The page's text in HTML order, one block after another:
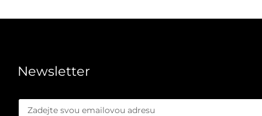
jsme optimalizovali každý aspekt stroje pro
Newsletter